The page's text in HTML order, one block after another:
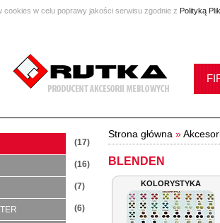
cookies w celu poprawy jakości serwisu zgodnie z Polityką
(17)
(16)
(7)
(6)
Strona główna »
BLENDEN
KOLORYSTYKA